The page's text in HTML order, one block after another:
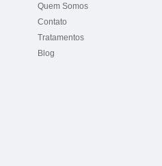
Quem Somos
Contato
Tratamentos
Blog